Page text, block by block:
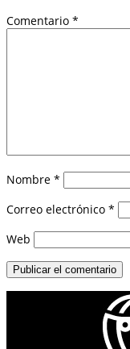
Comentario *
Nombre *
Correo electrónico *
Web